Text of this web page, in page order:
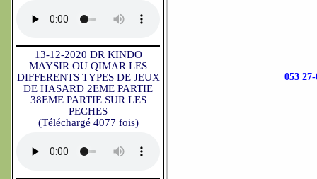
13-12-2020 DR KINDO
MAYSIR OU QIMAR LES
DIFFERENTS TYPES DE JEUX
DE HASARD 2EME PARTIE
38EME PARTIE SUR LES
PECHES
(Téléchargé 4077 fois)
053